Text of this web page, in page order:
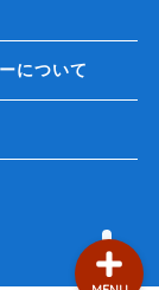
について
業者